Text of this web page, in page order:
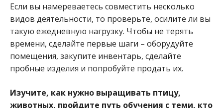
Если вы намереваетесь совместить несколько
видов деятельности, то проверьте, осилите ли вы
такую ежедневную нагрузку. Чтобы не терять
времени, сделайте первые шаги – оборудуйте
помещения, закупите инвентарь, сделайте
пробные изделия и попробуйте продать их.
Изучите, как нужно выращивать птицу,
животных, пройдите путь обучения с теми, кто